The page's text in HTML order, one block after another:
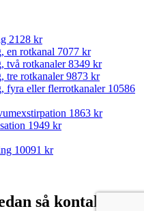
2128 kr
en rotkanal 7077 kr
två rotkanaler8349 kr
tre rotkanaler9873 kr
fyra eller flerrotkanaler 10586
1863 kr
1949 kr
10091 kr
så kontaktar